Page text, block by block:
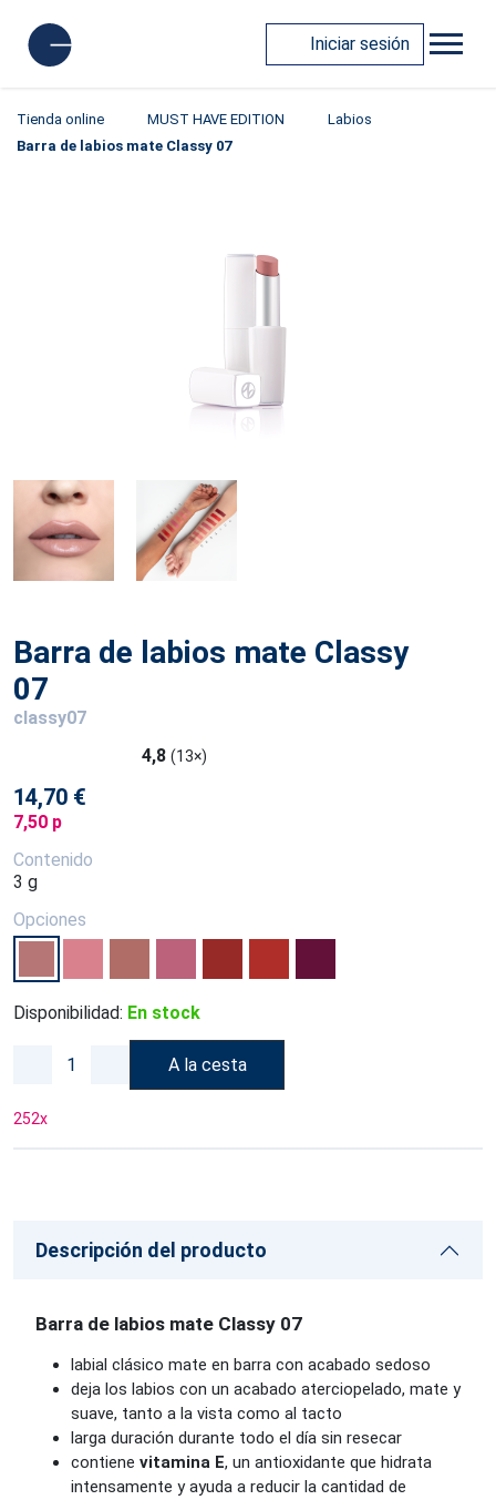
Iniciar sesión
Tienda online MUST HAVE EDITION
Labios
Barra de labios mate Classy 07
Barra de labios mate Classy
07
classy07
4,8 (13×)
14,70 €
7,50 p
Contenido
3 g
Opciones
Disponibilidad: En stock
A la cesta
252x
Descripción del producto
Barra de labios mate Classy 07
labial clásico mate en barra con acabado sedoso
deja los labios con un acabado aterciopelado, mate y
suave, tanto a la vista como al tacto
larga duración durante todo el día sin resecar
contiene vitamina E, un antioxidante que hidrata
intensamente y ayuda a reducir la cantidad de